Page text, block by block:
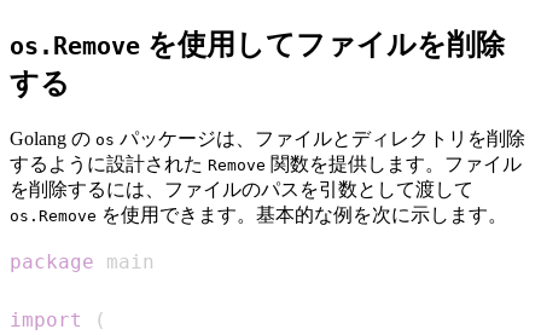
os.Remove を使用してファイルを削除
する
Golang の os パッケージは、ファイルとディレクトリを削除
するように設計された Remove 関数を提供します。ファイル
を削除するには、ファイルのパスを引数として渡して
os.Remove を使用できます。基本的な例を次に示します。
package
import
(